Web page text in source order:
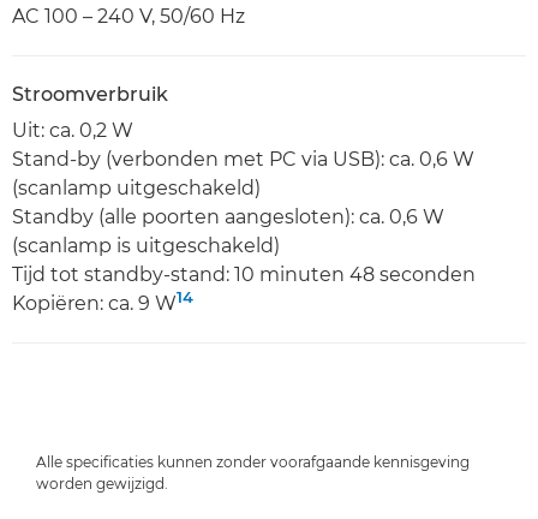
AC 100 – 240 V, 50/60 Hz
Stroomverbruik
Uit: ca. 0,2 W
Stand-by (verbonden met PC via USB): ca. 0,6 W
(scanlamp uitgeschakeld)
Standby (alle poorten aangesloten): ca. 0,6 W
(scanlamp is uitgeschakeld)
Tijd tot standby-stand: 10 minuten 48 seconden
Kopiëren: ca. 9 W14
Alle specificaties kunnen zonder voorafgaande kennisgeving
worden gewijzigd.